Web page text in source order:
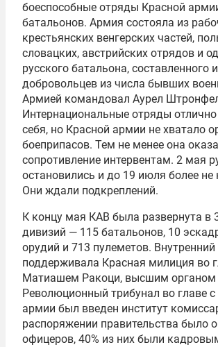
боеспособные отряды Красной
батальонов. Армия состояла из
крестьянских венгерских частей,
словацких, австрийских отрядов и
русского батальона, составленного
добровольцев из числа бывших
Армией командовал Аурел
Интернациональные отряды
себя, но Красной армии не хватало
боеприпасов. Тем не менее она
сопротивление интервентам. 2 мая
остановились и до 19 июля более не
Они ждали подкреплений.
К концу мая КАВ была развернута в
дивизий — 115 батальонов, 10
орудий и 713 пулеметов.
поддерживала Красная милиция во
Матиашем Ракоци, высшим органом
Революционный трибунал во главе
армии был введен институт
распоряжении правительства было
офицеров, 40% из них были